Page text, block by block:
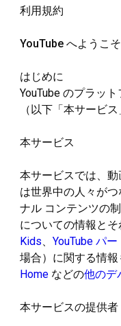
利用規約
YouTube へようこ
はじめに
YouTube のプラッ
（以下「本サービ
本サービス
本サービスでは、
は世界中の人々が
ナル コンテンツの
についての情報と
Kids、 YouTube パ
場合）に関する情
Home などの他のデ
本サービスの提供者